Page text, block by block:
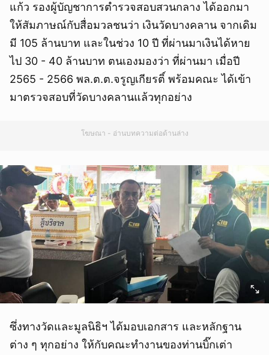
แก้ว รองผู้บัญชาการตำรวจสอบสวนกลาง ได้ออกมา
ให้สัมภาษณ์กับสื่อมวลชนว่า เงินวัดบางคลาน จากเดิม
มี 105 ล้านบาท และในช่วง 10 ปี ที่ผ่านมาเงินได้หาย
ไป 30 - 40 ล้านบาท ตนเองมองว่า ที่ผ่านมา เมื่อปี
2565 - 2566 พล.ต.ต.จรูญเกียรติ์ พร้อมคณะ ได้เข้า
มาตรวจสอบที่วัดบางคลานแล้วทุกอย่าง
โฆษณา - อ่านบทความต่อด้านล่าง
ซึ่งทางวัดและมูลนิธิฯ ได้มอบเอกสาร และหลักฐาน
ต่าง ๆ ทุกอย่าง ให้กับคณะทำงานของท่านบิ๊กเต่า